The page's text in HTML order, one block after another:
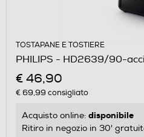
TOSTAPANE E TOSTIERE
PHILIPS - HD2639/90-
€ 46,90
€ 69,99 consigliato
Acquisto online: disponibile
Ritiro in negozio in 30'